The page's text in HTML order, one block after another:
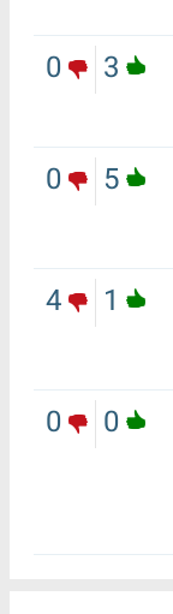
3
0
5
0
1
4
0
0